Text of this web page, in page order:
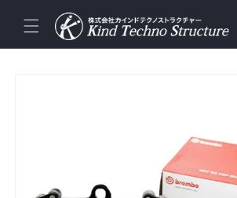
ンツに
進む